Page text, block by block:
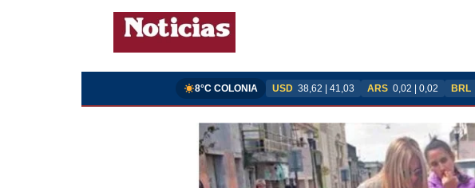
8°C COLONIA USD 38,62 | 41,03 ARS 0,02 | 0,02 BRL